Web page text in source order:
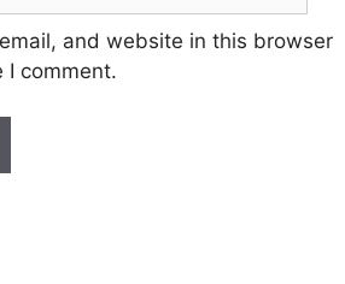
and website in this browser
I comment.